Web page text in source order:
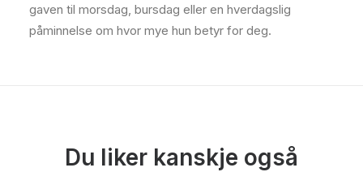
gaven til morsdag, bursdag eller en hverdagslig
påminnelse om hvor mye hun betyr for deg.
Du liker kanskje også